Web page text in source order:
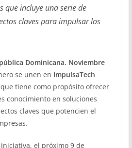
que incluye una serie de
claves para impulsar los
Dominicana. Noviembre
se unen en ImpulsaTech
tiene como propósito ofrecer
conocimiento en soluciones
claves que potencien el
el próximo 9 de